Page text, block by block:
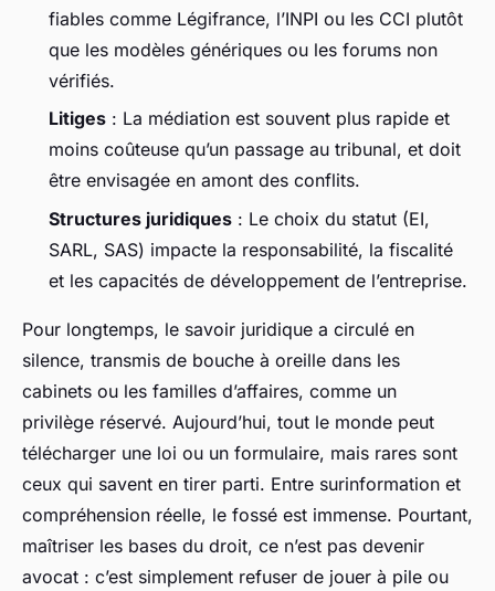
fiables comme Légifrance, l’INPI ou les CCI plutôt
que les modèles génériques ou les forums non
vérifiés.
Litiges : La médiation est souvent plus rapide et
moins coûteuse qu’un passage au tribunal, et doit
être envisagée en amont des conflits.
Structures juridiques : Le choix du statut (EI,
SARL, SAS) impacte la responsabilité, la fiscalité
et les capacités de développement de l’entreprise.
Pour longtemps, le savoir juridique a circulé en
silence, transmis de bouche à oreille dans les
cabinets ou les familles d’affaires, comme un
privilège réservé. Aujourd’hui, tout le monde peut
télécharger une loi ou un formulaire, mais rares sont
ceux qui savent en tirer parti. Entre surinformation et
compréhension réelle, le fossé est immense. Pourtant,
maîtriser les bases du droit, ce n’est pas devenir
avocat : c’est simplement refuser de jouer à pile ou